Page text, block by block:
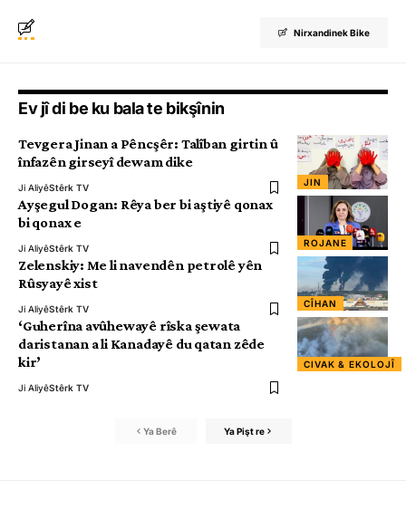
Nirxandinek Bike
Ev jî di be ku bala te bikşînin
JIN
Tevgera Jinan a Pêncşêr: Talîban girtin û
înfazên girseyî dewam dike
Ji AliyêStêrk TV
ROJANE
Ayşegul Dogan: Rêya ber bi aştiyê qonax
bi qonax e
Ji AliyêStêrk TV
CÎHAN
Zelenskiy: Me li navendên petrolê yên
Rûsyayê xist
Ji AliyêStêrk TV
CIVAK & EKOLOJÎ
‘Guherîna avûhewayê rîska şewata
daristanan a li Kanadayê du qatan zêde
kir’
Ji AliyêStêrk TV
Ya Berê Ya Pişt re